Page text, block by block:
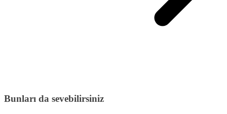
Bunları da sevebilirsiniz